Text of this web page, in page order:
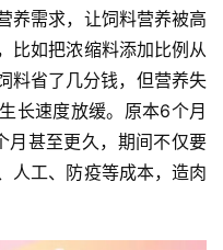
养需求，让饲料营养被高
比如把浓缩料添加比例从
料省了几分钱，但营养失
长速度放缓。原本6个月
月甚至更久，期间不仅要
人工、防疫等成本，造肉